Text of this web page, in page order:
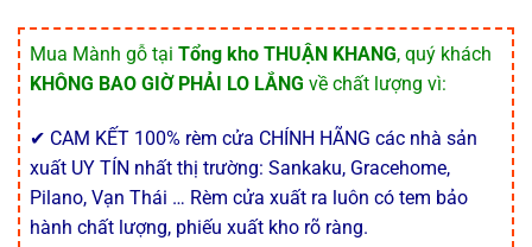
Mua Mành gỗ tại Tổng kho THUẬN KHANG, quý khách
KHÔNG BAO GIỜ PHẢI LO LẮNG về chất lượng vì:
✔ CAM KẾT 100% rèm cửa CHÍNH HÃNG các nhà sản
xuất UY TÍN nhất thị trường: Sankaku, Gracehome,
Pilano, Vạn Thái … Rèm cửa xuất ra luôn có tem bảo
hành chất lượng, phiếu xuất kho rõ ràng.